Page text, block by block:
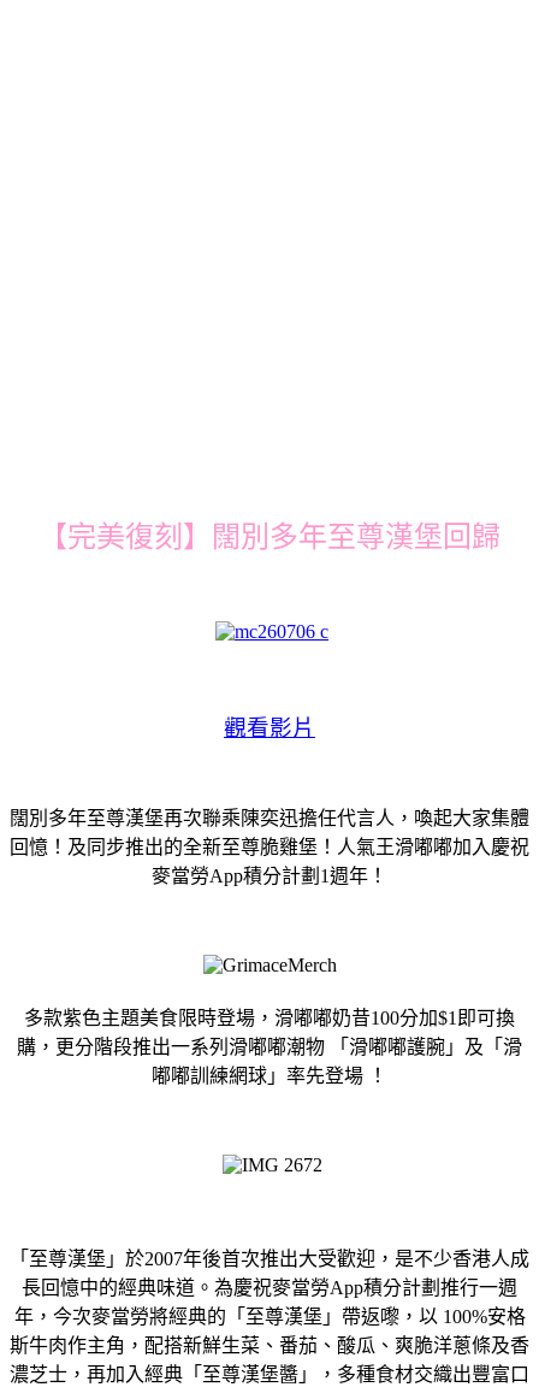
【完美復刻】闊別多年至尊漢堡回歸
觀看影片
闊別多年至尊漢堡再次聯乘陳奕迅擔任代言人，喚起大家集體
回憶！及同步推出的全新至尊脆雞堡！人氣王滑嘟嘟加入慶祝
麥當勞App積分計劃1週年！
多款紫色主題美食限時登場，滑嘟嘟奶昔100分加$1即可換
購，更分階段推出一系列滑嘟嘟潮物 「滑嘟嘟護腕」及「滑
嘟嘟訓練網球」率先登場 ！
「至尊漢堡」於2007年後首次推出大受歡迎，是不少香港人成
長回憶中的經典味道。為慶祝麥當勞App積分計劃推行一週
年，今次麥當勞將經典的「至尊漢堡」帶返嚟，以 100%安格
斯牛肉作主角，配搭新鮮生菜、番茄、酸瓜、爽脆洋蔥條及香
濃芝士，再加入經典「至尊漢堡醬」，多種食材交織出豐富口